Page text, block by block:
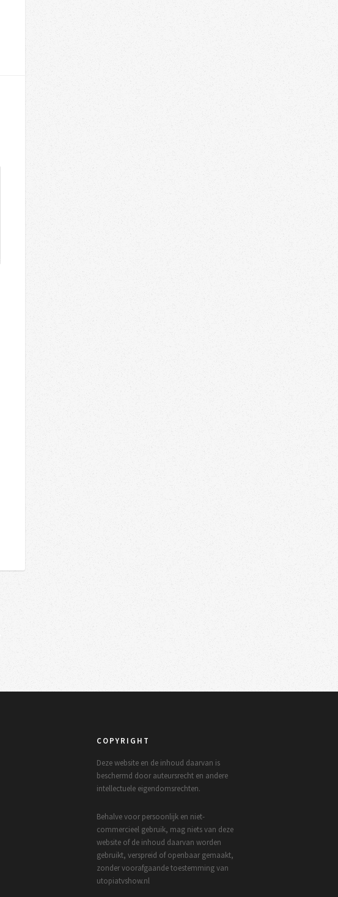
COPYRIGHT
Deze website en de inhoud daarvan is
beschermd door auteursrecht en andere
intellectuele eigendomsrechten.
Behalve voor persoonlijk en niet-
commercieel gebruik, mag niets van deze
website of de inhoud daarvan worden
gebruikt, verspreid of openbaar gemaakt,
zonder voorafgaande toestemming van
utopiatvshow.nl